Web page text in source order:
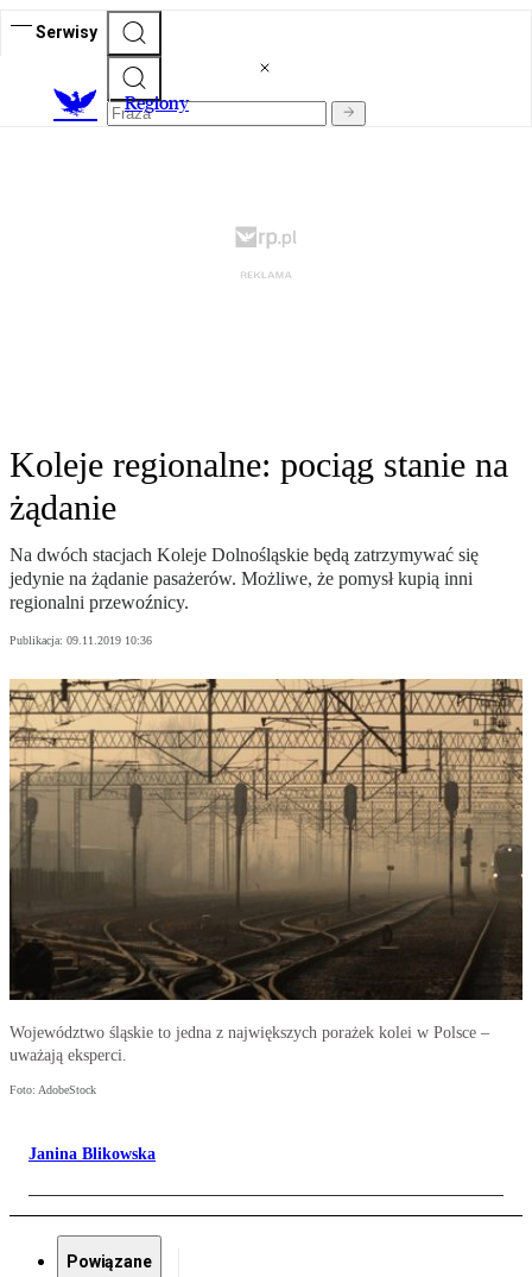
Serwisy
Regiony
Koleje regionalne: pociąg stanie na
żądanie
Na dwóch stacjach Koleje Dolnośląskie będą zatrzymywać się
jedynie na żądanie pasażerów. Możliwe, że pomysł kupią inni
regionalni przewoźnicy.
Publikacja: 09.11.2019 10:36
Województwo śląskie to jedna z największych porażek kolei w Polsce –
uważają eksperci.
Foto: AdobeStock
Janina Blikowska
Powiązane